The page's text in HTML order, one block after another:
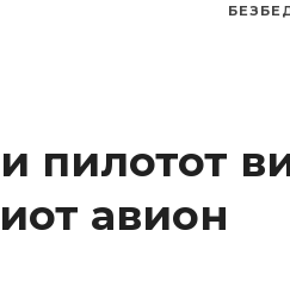
пилотот
авион